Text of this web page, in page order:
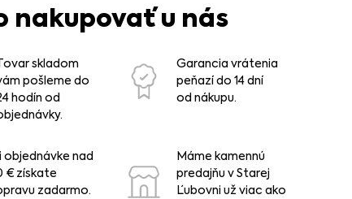
nakupovať u nás
skladom
pošleme do
hodín od
Garancia vrátenia
peňazí do 14 dní
od nákupu.
objednávke nad
€ získate
zadarmo.
Máme kamennú
predajňu v Starej
Ľubovni už viac ako